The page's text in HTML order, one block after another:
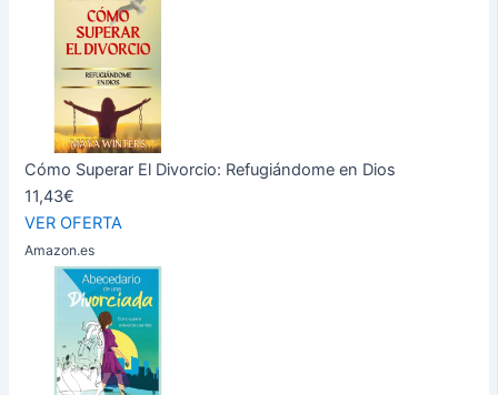
Cómo Superar El Divorcio: Refugiándome en Dios
11,43€
VER OFERTA
Amazon.es